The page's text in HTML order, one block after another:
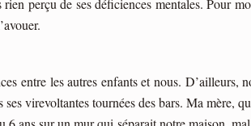
perçu de ses déficiences mentales. Pour
entre les autres enfants et nous. D’ailleurs,
virevoltantes tournées des bars. Ma mère,